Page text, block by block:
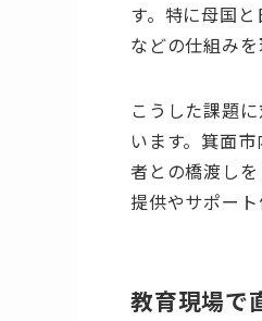
す。特に母国
などの仕組み
こうした課題
います。箕面
者との橋渡し
提供やサポート
教育現場で